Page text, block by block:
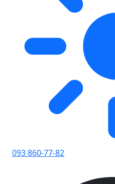
093 860-77-82